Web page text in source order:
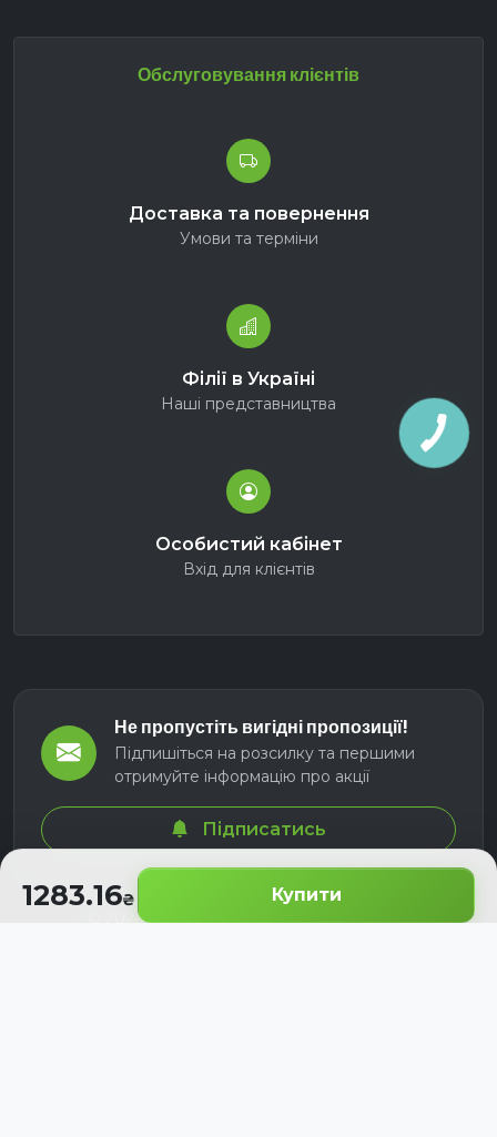
1283.16 Купити
Обслуговування клієнтів
Доставка та повернення
Умови та терміни
Філії в Україні
Наші представництва
Особистий кабінет
Вхід для клієнтів
Не пропустіть вигідні пропозиції!
Підпишіться на розсилку та першими
отримуйте інформацію про акції
Підписатись
© 2026 СЕЛМ АГРО. Всі права захищені.